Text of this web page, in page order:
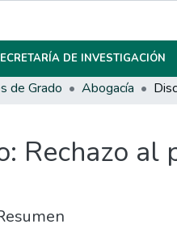
DE INVESTIGACIÓN
de Grado Abogacía
Rechazo al